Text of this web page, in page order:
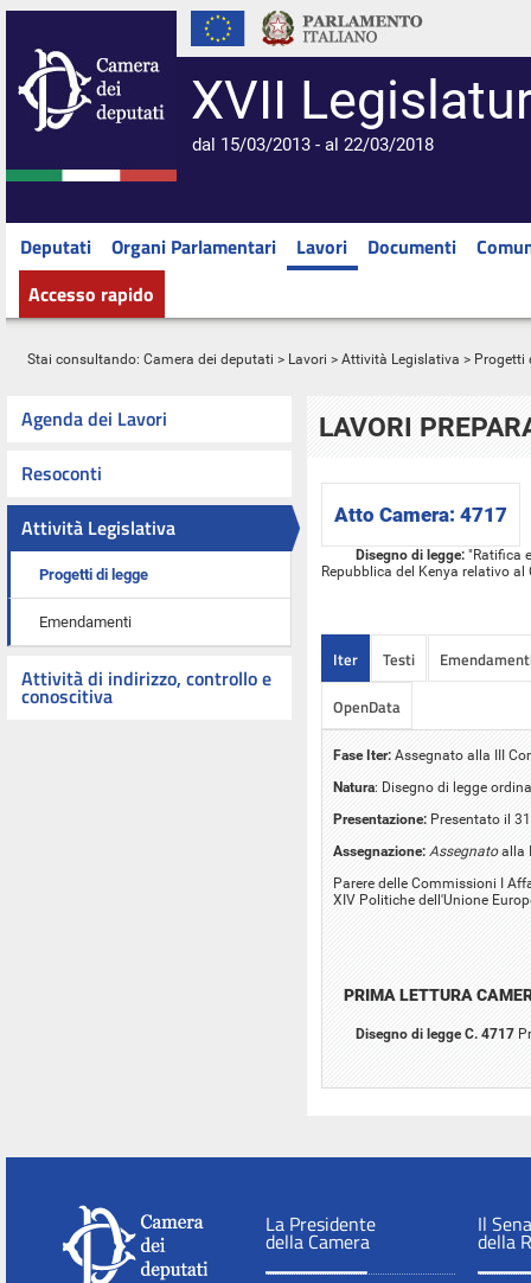
XVII
dal 15/03/2013 - al 22/03/2018
Deputati Organi Parlamentari Lavori Documenti
Accesso rapido
Stai consultando: Camera dei deputati > Lavori > Attività Legislativa > Progetti
Agenda dei Lavori
Resoconti
Attività Legislativa
Progetti di legge
Emendamenti
Attività di indirizzo, controllo e
conoscitiva
LAVORI
Atto Camera: 4717
Disegno di legge:"Ratifica
Repubblica del Kenya relativo
Iter Testi
OpenData
Fase Iter: Assegnato alla III
Natura: Disegno di legge
Presentazione: Presentato il
Assegnazione: Assegnatoalla
Parere delle Commissioni I
XIV Politiche dell'Unione
PRIMA LETTURA
Disegno di legge C. 4717
La Presidente
della Camera
Il
della